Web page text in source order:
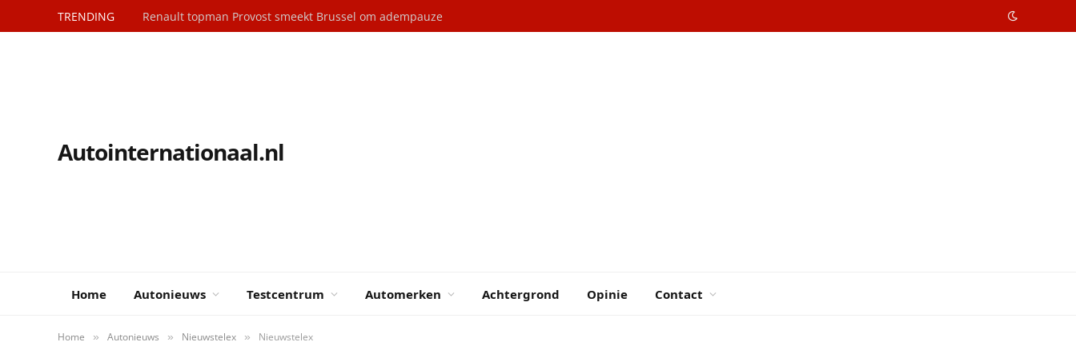
TRENDING Renault topman Provost smeekt Brussel om adempauze
Autointernationaal.nl
Home Autonieuws Testcentrum Automerken Achtergrond Opinie Contact
Home » Autonieuws » Nieuwstelex » Nieuwstelex